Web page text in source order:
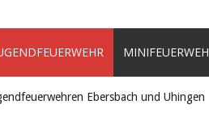
Ebersbach und Uhingen